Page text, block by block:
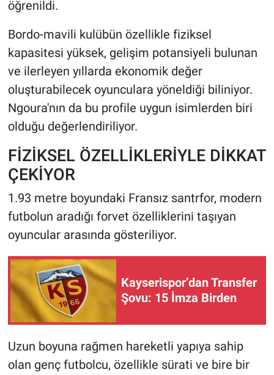
öğrenildi.
Bordo-mavili kulübün özellikle fiziksel
kapasitesi yüksek, gelişim potansiyeli bulunan
ve ilerleyen yıllarda ekonomik değer
oluşturabilecek oyunculara yöneldiği biliniyor.
Ngoura'nın da bu profile uygun isimlerden biri
olduğu değerlendiriliyor.
FİZİKSEL ÖZELLİKLERİYLE DİKKAT
ÇEKİYOR
1.93 metre boyundaki Fransız santrfor, modern
futbolun aradığı forvet özelliklerini taşıyan
oyuncular arasında gösteriliyor.
Kayserispor’dan Transfer
Şovu: 15 İmza Birden
Uzun boyuna rağmen hareketli yapıya sahip
olan genç futbolcu, özellikle sürati ve bire bir